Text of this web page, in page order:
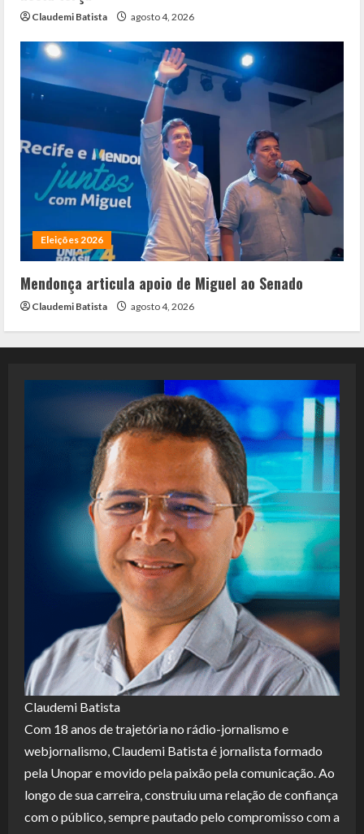
Claudemi Batista agosto 4, 2026
Eleições 2026
Mendonça articula apoio de Miguel ao Senado
Claudemi Batista agosto 4, 2026
Claudemi Batista
Com 18 anos de trajetória no rádio-jornalismo e
webjornalismo, Claudemi Batista é jornalista formado
pela Unopar e movido pela paixão pela comunicação. Ao
longo de sua carreira, construiu uma relação de confiança
com o público, sempre pautado pelo compromisso com a